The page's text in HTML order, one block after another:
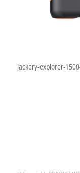
jackery-explorer-